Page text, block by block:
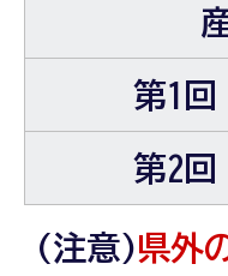
第1回
第2回
(注意)県外